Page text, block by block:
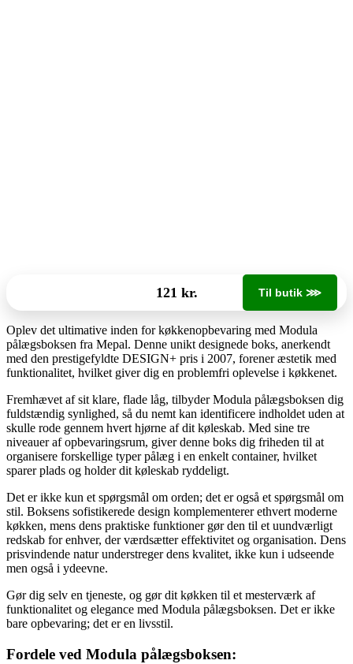
121 kr. Til butik ⋙
Oplev det ultimative inden for køkkenopbevaring med Modula
pålægsboksen fra Mepal. Denne unikt designede boks, anerkendt
med den prestigefyldte DESIGN+ pris i 2007, forener æstetik med
funktionalitet, hvilket giver dig en problemfri oplevelse i køkkenet.
Fremhævet af sit klare, flade låg, tilbyder Modula pålægsboksen dig
fuldstændig synlighed, så du nemt kan identificere indholdet uden at
skulle rode gennem hvert hjørne af dit køleskab. Med sine tre
niveauer af opbevaringsrum, giver denne boks dig friheden til at
organisere forskellige typer pålæg i en enkelt container, hvilket
sparer plads og holder dit køleskab ryddeligt.
Det er ikke kun et spørgsmål om orden; det er også et spørgsmål om
stil. Boksens sofistikerede design komplementerer ethvert moderne
køkken, mens dens praktiske funktioner gør den til et uundværligt
redskab for enhver, der værdsætter effektivitet og organisation. Dens
prisvindende natur understreger dens kvalitet, ikke kun i udseende
men også i ydeevne.
Gør dig selv en tjeneste, og gør dit køkken til et mesterværk af
funktionalitet og elegance med Modula pålægsboksen. Det er ikke
bare opbevaring; det er en livsstil.
Fordele ved Modula pålægsboksen: